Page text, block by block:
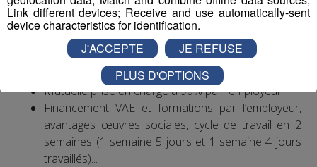
CDI, 35h hebdomadaires, travail 1 weekend /2
(prime les dimanches travaillés)
Rémunération base conventionnelle CCN 1966,
salaire brut mensuel (indicatif de base, ancienneté
et diplôme pris en compte) : 2 000€
Mutuelle prise en charge à 90% par l’employeur
Financement VAE et formations par l’employeur,
avantages œuvres sociales, cycle de travail en 2
semaines (1 semaine 5 jours et 1 semaine 4 jours
travaillés)...
Link different devices; Receive and use automatically-sent
device characteristics for identification.
J'ACCEPTE
JE REFUSE
PLUS D'OPTIONS